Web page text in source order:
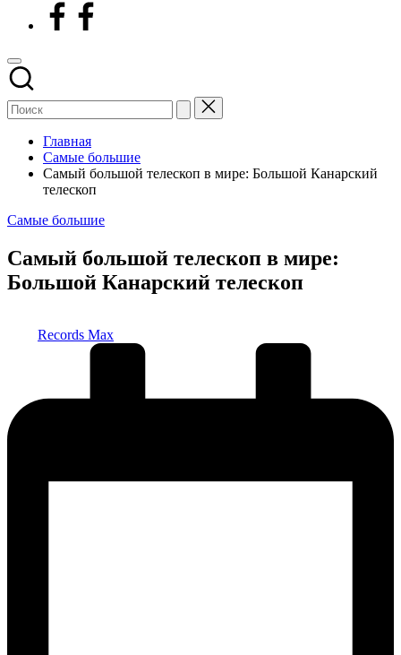
Facebook
Главная
Самые большие
Самый большой телескоп в мире: Большой Канарский
телескоп
Опубликовано
Самые большие
Самый большой телескоп в мире:
Большой Канарский телескоп
Records Max